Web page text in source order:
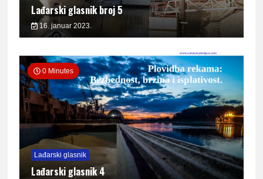
Lađarski glasnik broj 5
16. januar 2023.
0 Minutes
Lađarski glasnik
Lađarski glasnik 4